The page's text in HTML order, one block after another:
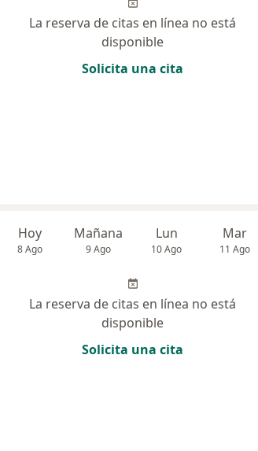
La reserva de citas en línea no está
disponible
Solicita una cita
Hoy
8 Ago
Mañana
9 Ago
Lun
10 Ago
Mar
11 Ago
La reserva de citas en línea no está
disponible
Solicita una cita